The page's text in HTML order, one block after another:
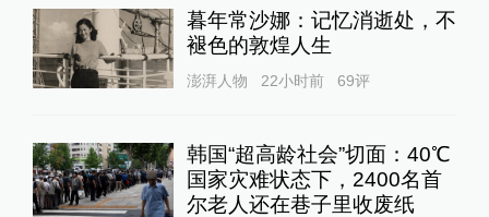
暮年常沙娜：记忆消逝处，不
褪色的敦煌人生
澎湃人物 22小时前 69评
韩国“超高龄社会”切面：40℃
国家灾难状态下，2400名首
尔老人还在巷子里收废纸